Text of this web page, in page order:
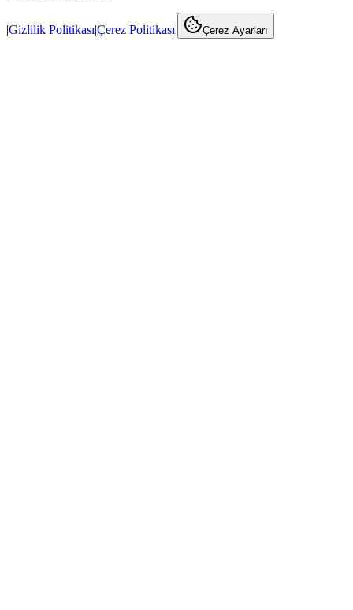
|Gizlilik Politikası|Çerez Politikası| Çerez Ayarları